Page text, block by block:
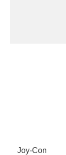
Joy-Con